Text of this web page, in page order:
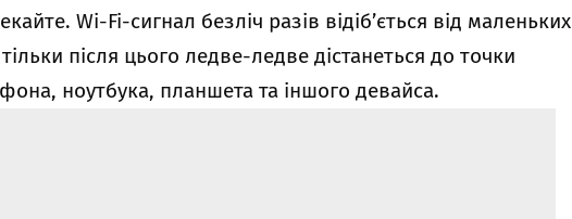
Wi-Fi-сигнал безліч разів відіб’ється від маленьких
після цього ледве-ледве дістанеться до точки
ноутбука, планшета та іншого девайса.